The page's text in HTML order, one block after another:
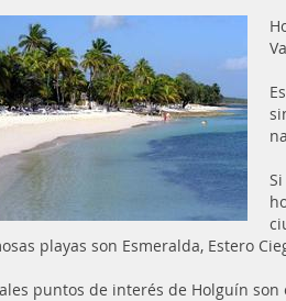
playas son Esmeralda, Estero
puntos de interés de Holguín son